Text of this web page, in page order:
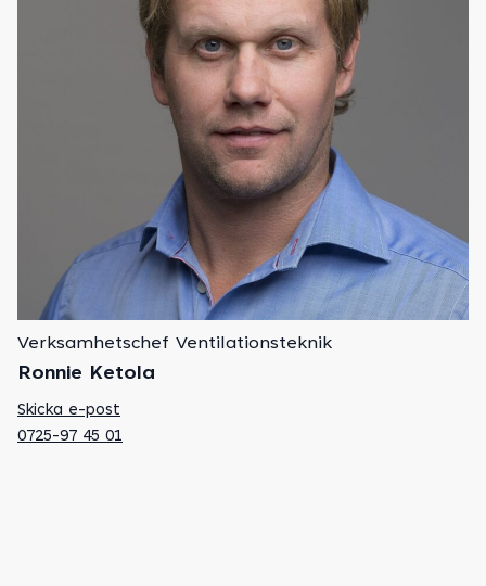
Verksamhetschef Ventilationsteknik
Ronnie Ketola
Skicka e-post
0725-97 45 01